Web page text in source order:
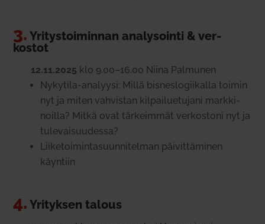
3. Yri­tys­toi­minnan ana­ly­sointi & ver­
kostot
12.11.2025 klo 9.00–16.00 Niina Pal­munen
Nykytila-ana­lyysi: Millä bis­nes­lo­gii­kalla toimin
nyt ja miten vah­vistan kil­pai­lue­tujani mark­ki­
noilla? Mitkä ovat tär­keimmät ver­kostoni nyt ja
tule­vai­suu­dessa?
Lii­ke­toi­min­ta­suun­ni­telman päi­vit­tä­minen
käyntiin
4. Yri­tyksen talous